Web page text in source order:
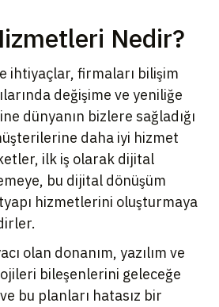
Nedir?
ihtiyaçlar, firmaları bilişim
değişime ve yeniliğe
dünyanın bizlere sağladığı
daha iyi hizmet
ilk iş olarak dijital
bu dijital dönüşüm
hizmetlerini oluşturmaya
olan donanım, yazılım ve
bileşenlerini geleceğe
bu planları hatasız bir